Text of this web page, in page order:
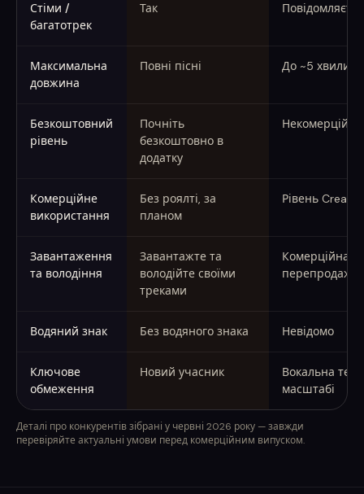
Стіми /
багатотрек
Так
Максимальна
довжина
Повні пісні До ~5 хвилин
Безкоштовний
рівень
Почніть
безкоштовно в
додатку
Комерційне
використання
Без роялті, за
планом
Рівень
Завантаження
та володіння
Завантажте та
володійте своїми
треками
Комерційна
перепродаж
Водяний знак Без водяного знака Невідомо
Ключове
обмеження
Новий учасник
Вокальна
масштабі
Деталі про конкурентів зібрані у червні 2026 року — завжди
перевіряйте актуальні умови перед комерційним випуском.